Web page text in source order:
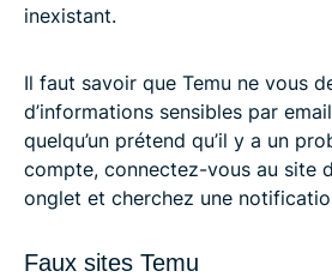
inexistant.
Il faut savoir que Temu ne vous
d’informations sensibles par
quelqu’un prétend qu’il y a un
compte, connectez-vous au site
onglet et cherchez une
Faux sites Temu